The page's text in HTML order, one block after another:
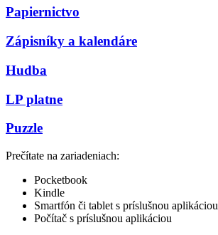
Papiernictvo
Zápisníky a kalendáre
Hudba
LP platne
Puzzle
Prečítate na zariadeniach:
Pocketbook
Kindle
Smartfón či tablet s príslušnou aplikáciou
Počítač s príslušnou aplikáciou